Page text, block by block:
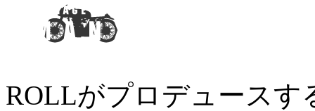
ROLLがプロデュースす